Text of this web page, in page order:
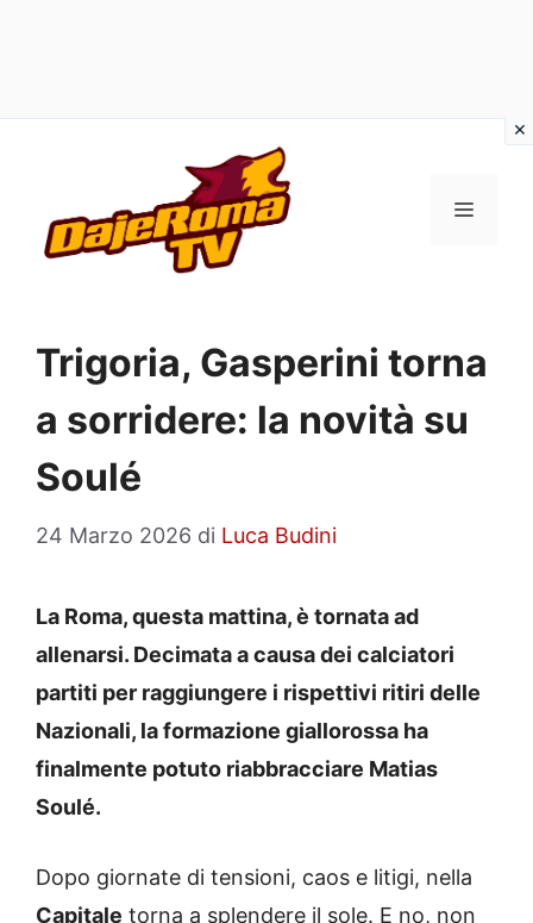
contenuto
MENU
Trigoria, Gasperini torna
a sorridere: la novità su
Soulé
24 Marzo 2026 di Luca Budini
La Roma, questa mattina, è tornata ad
allenarsi. Decimata a causa dei calciatori
partiti per raggiungere i rispettivi ritiri delle
Nazionali, la formazione giallorossa ha
finalmente potuto riabbracciare Matias
Soulé.
Dopo giornate di tensioni, caos e litigi, nella
Capitale torna a splendere il sole. E no, non